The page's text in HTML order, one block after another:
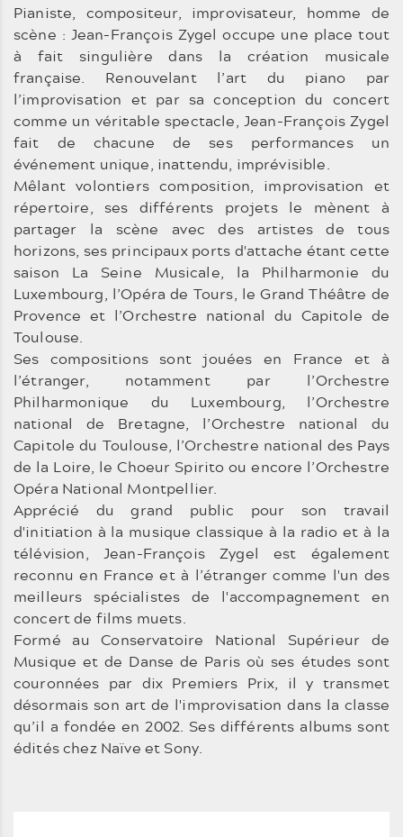
Pianiste, compositeur, improvisateur, homme de
scène : Jean-François Zygel occupe une place tout
à fait singulière dans la création musicale
française. Renouvelant l’art du piano par
l’improvisation et par sa conception du concert
comme un véritable spectacle, Jean-François Zygel
fait de chacune de ses performances un
événement unique, inattendu, imprévisible.
Mêlant volontiers composition, improvisation et
répertoire, ses différents projets le mènent à
partager la scène avec des artistes de tous
horizons, ses principaux ports d'attache étant cette
saison La Seine Musicale, la Philharmonie du
Luxembourg, l’Opéra de Tours, le Grand Théâtre de
Provence et l’Orchestre national du Capitole de
Toulouse.
Ses compositions sont jouées en France et à
l’étranger, notamment par l’Orchestre
Philharmonique du Luxembourg, l’Orchestre
national de Bretagne, l’Orchestre national du
Capitole du Toulouse, l’Orchestre national des Pays
de la Loire, le Choeur Spirito ou encore l’Orchestre
Opéra National Montpellier.
Apprécié du grand public pour son travail
d'initiation à la musique classique à la radio et à la
télévision, Jean-François Zygel est également
reconnu en France et à l’étranger comme l'un des
meilleurs spécialistes de l'accompagnement en
concert de films muets.
Formé au Conservatoire National Supérieur de
Musique et de Danse de Paris où ses études sont
couronnées par dix Premiers Prix, il y transmet
désormais son art de l'improvisation dans la classe
qu’il a fondée en 2002. Ses différents albums sont
édités chez Naïve et Sony.